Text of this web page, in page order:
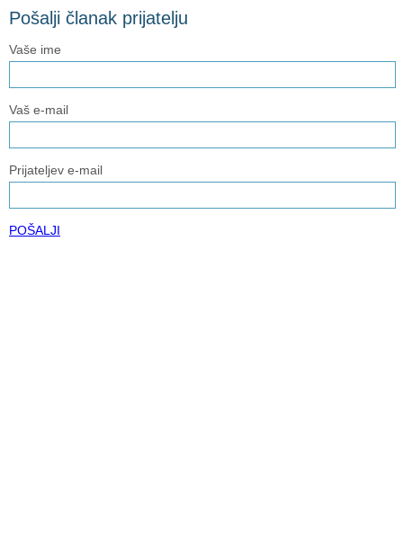
Pošalji članak prijatelju
Vaše ime
Vaš e-mail
Prijateljev e-mail
POŠALJI